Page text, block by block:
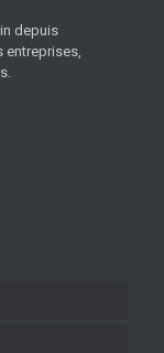
depuis
entreprises,